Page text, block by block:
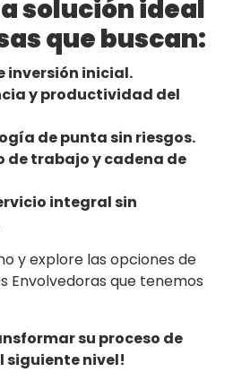
solución ideal
que buscan:
inversión inicial.
y productividad del
de punta sin riesgos.
de trabajo y cadena de
integral sin
y explore las opciones de
Envolvedoras que tenemos
su proceso de
siguiente nivel!